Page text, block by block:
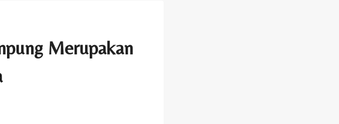
Merupakan